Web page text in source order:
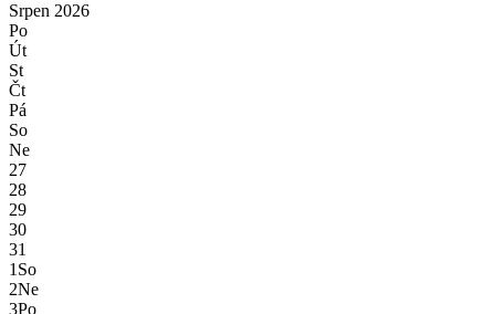
Srpen 2026
Po
Út
St
Čt
Pá
So
Ne
27
28
29
30
31
1So
2Ne
3Po